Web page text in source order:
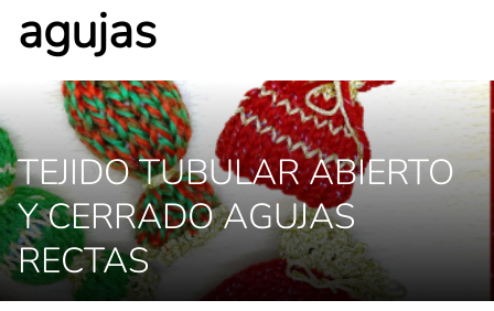
agujas
TEJIDO TUBULAR ABIERTO
Y CERRADO AGUJAS
RECTAS